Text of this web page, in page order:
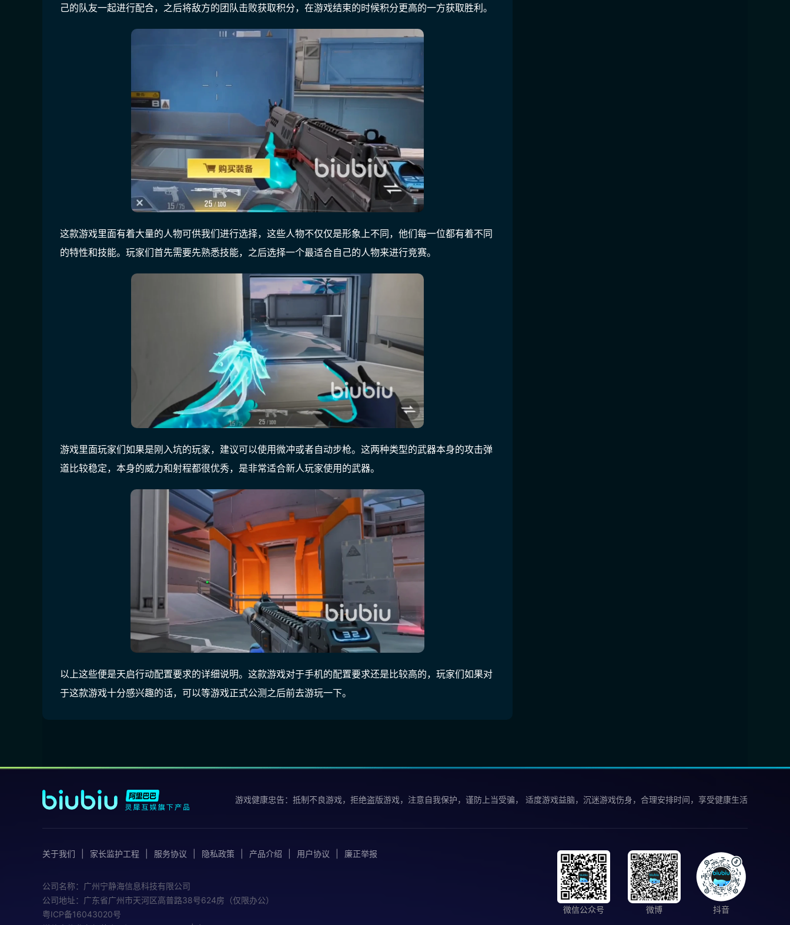
己的队友一起进行配合，之后将敌方的团队击败获取积分，在游戏结束的时候积分更高的一方获取胜利。
这款游戏里面有着大量的人物可供我们进行选择，这些人物不仅仅是形象上不同，他们每一位都有着不同
的特性和技能。玩家们首先需要先熟悉技能，之后选择一个最适合自己的人物来进行竞赛。
游戏里面玩家们如果是刚入坑的玩家，建议可以使用微冲或者自动步枪。这两种类型的武器本身的攻击弹
道比较稳定，本身的威力和射程都很优秀，是非常适合新人玩家使用的武器。
以上这些便是天启行动配置要求的详细说明。这款游戏对于手机的配置要求还是比较高的，玩家们如果对
于这款游戏十分感兴趣的话，可以等游戏正式公测之后前去游玩一下。
游戏健康忠告：抵制不良游戏，拒绝盗版游戏，注意自我保护，谨防上当受骗， 适度游戏益脑，沉迷游戏伤身，合理安排时间，享受健康生活
关于我们 家长监护工程 服务协议 隐私政策 产品介绍 用户协议 廉正举报
微信公众号 微博 抖音
公司名称：广州宁静海信息科技有限公司
公司地址：广东省广州市天河区高普路38号624房（仅限办公）
粤ICP备16043020号